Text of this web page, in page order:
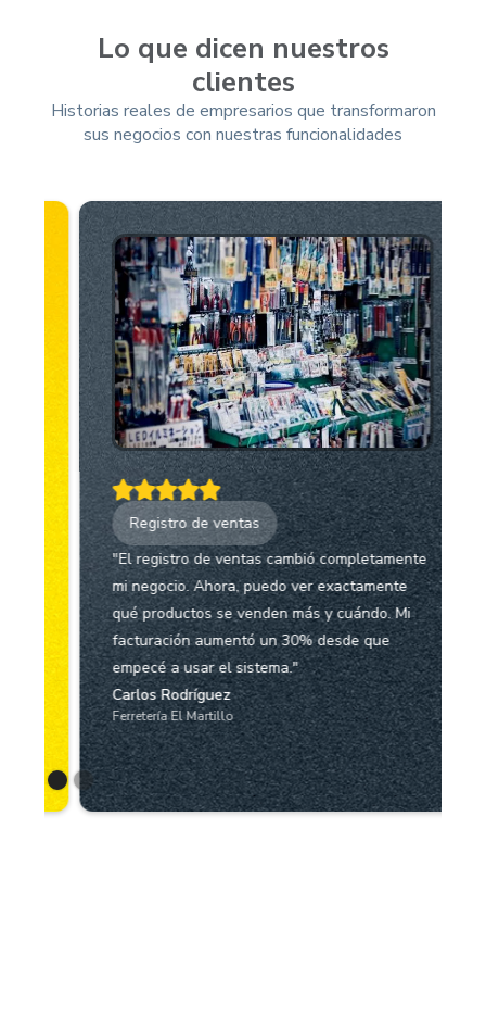
Lo que dicen nuestros
clientes
Historias reales de empresarios que transformaron
sus negocios con nuestras funcionalidades
Registro de ventas
"El registro de ventas cambió completamente
mi negocio. Ahora, puedo ver exactamente
qué productos se venden más y cuándo. Mi
facturación aumentó un 30% desde que
empecé a usar el sistema."
Carlos Rodríguez
Ferretería El Martillo